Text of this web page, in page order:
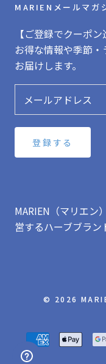
MARIENメールマガ
【ご登録でクーポン
お得な情報や季節
お届けします。
登録する
MARIEN（マリエン
営するハーブブラン
© 2026